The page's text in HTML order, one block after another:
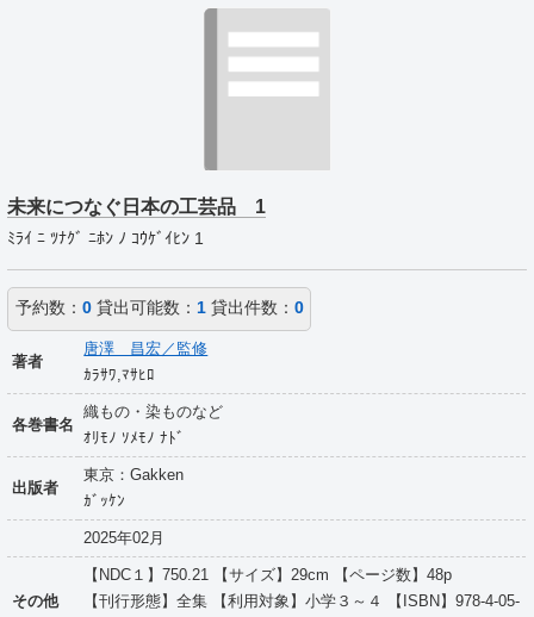
未来につなぐ日本の工芸品 1
ﾐﾗｲ ﾆ ﾂﾅｸﾞ ﾆﾎﾝ ﾉ ｺｳｹﾞｲﾋﾝ 1
予約数： 0貸出可能数： 1貸出件数： 0
著者
唐澤 昌宏／監修
ｶﾗｻﾜ,ﾏｻﾋﾛ
各巻書名
織もの・染ものなど
ｵﾘﾓﾉ ｿﾒﾓﾉ ﾅﾄﾞ
出版者
東京：Gakken
ｶﾞｯｹﾝ
2025年02月
その他
【NDC１】750.21 【サイズ】29cm 【ページ数】48p
【刊行形態】全集 【利用対象】小学３～４ 【ISBN】978-4-05-